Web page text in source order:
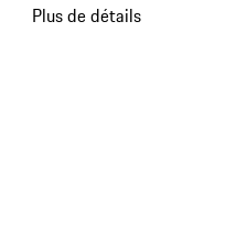
Plus de détails